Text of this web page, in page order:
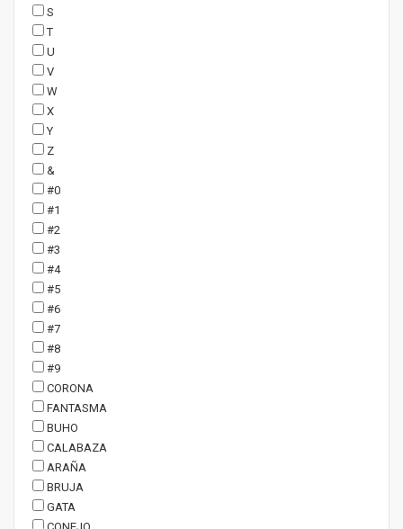
S
T
U
V
W
X
Y
Z
&
#0
#1
#2
#3
#4
#5
#6
#7
#8
#9
CORONA
FANTASMA
BUHO
CALABAZA
ARAÑA
BRUJA
GATA